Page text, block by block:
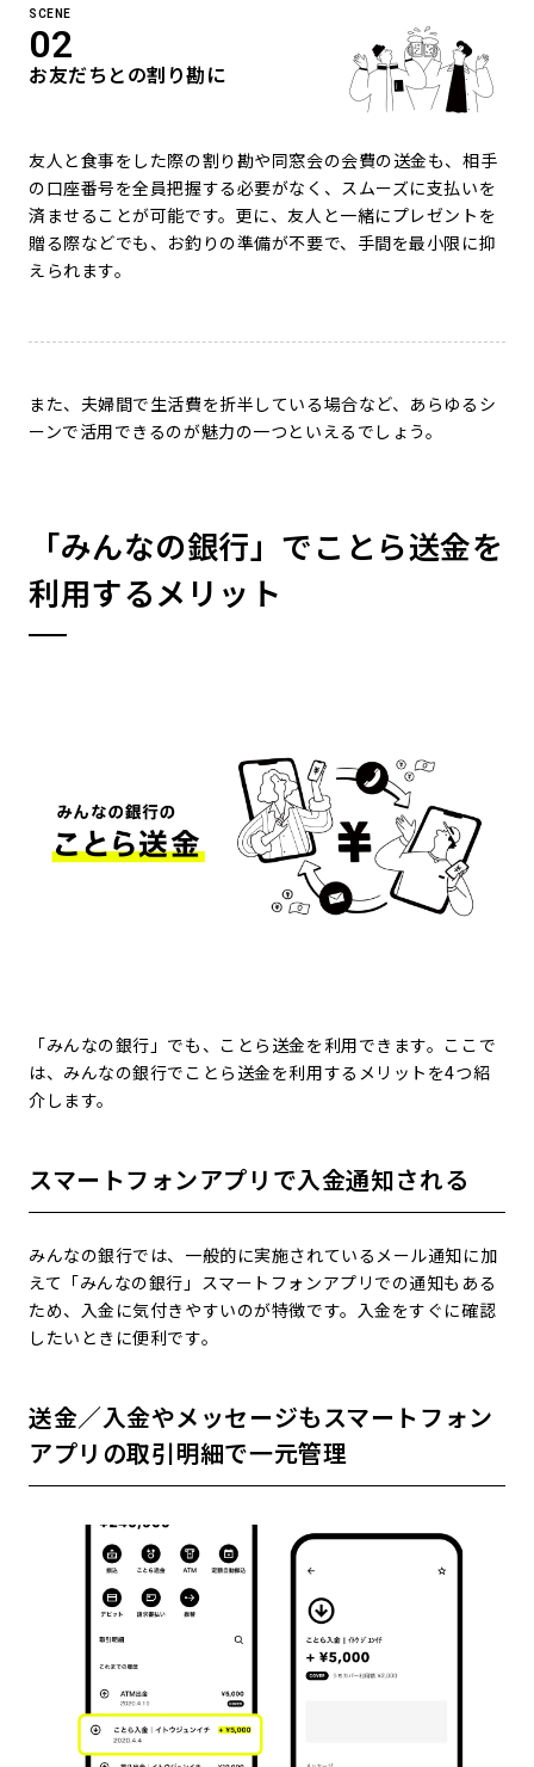
SCENE
02
お友だちとの割り勘に
友人と食事をした際の割り勘や同窓会の会費の送金も、相手
の口座番号を全員把握する必要がなく、スムーズに支払いを
済ませることが可能です。更に、友人と一緒にプレゼントを
贈る際などでも、お釣りの準備が不要で、手間を最小限に抑
えられます。
また、夫婦間で生活費を折半している場合など、あらゆるシ
ーンで活用できるのが魅力の一つといえるでしょう。
「みんなの銀行」でことら送金を
利用するメリット
「みんなの銀行」でも、ことら送金を利用できます。ここで
は、みんなの銀行でことら送金を利用するメリットを4つ紹
介します。
スマートフォンアプリで入金通知される
みんなの銀行では、一般的に実施されているメール通知に加
えて「みんなの銀行」スマートフォンアプリでの通知もある
ため、入金に気付きやすいのが特徴です。入金をすぐに確認
したいときに便利です。
送金／入金やメッセージもスマートフォン
アプリの取引明細で一元管理